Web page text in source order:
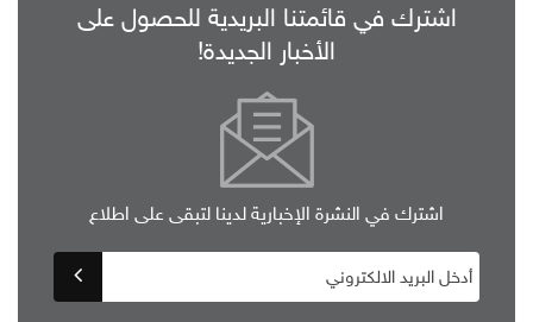
اشترك في قائمتنا البريدية للحصول على
الأخبار الجديدة!
اشترك في النشرة الإخبارية لدينا لتبقى على اطلاع